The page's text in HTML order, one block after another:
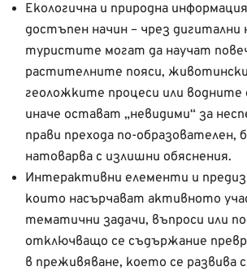
Екологична и природна
достъпен начин – чрез дигитални
туристите могат да научат
растителните пояси,
геоложките процеси или
иначе остават „невидими“ за
прави прехода по-образователен,
натоварва с излишни обяснения.
Интерактивни елементи и
които насърчават активното
тематични задачи, въпроси или
отключващо се съдържание
в преживяване, което се развива